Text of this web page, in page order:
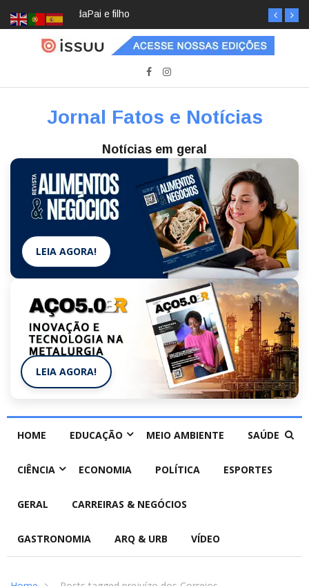
Pai e filho
Jornal Fatos e Notícias
Notícias em geral
LEIA AGORA!
LEIA AGORA!
HOME EDUCAÇÃO MEIO AMBIENTE SAÚDE
CIÊNCIA ECONOMIA POLÍTICA ESPORTES
GERAL CARREIRAS & NEGÓCIOS
GASTRONOMIA ARQ & URB VÍDEO